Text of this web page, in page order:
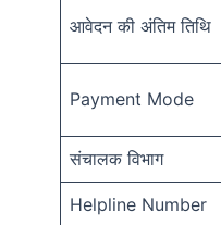
आवेदन की अंतिम तिथि
Payment Mode
संचालक विभाग
Helpline Number